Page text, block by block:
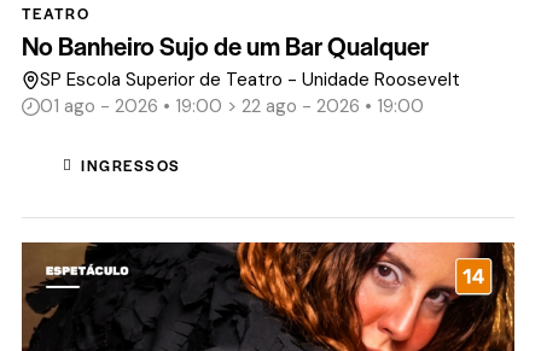
TEATRO
No Banheiro Sujo de um Bar Qualquer
SP Escola Superior de Teatro - Unidade Roosevelt
01 ago - 2026 • 19:00 > 22 ago - 2026 • 19:00
INGRESSOS